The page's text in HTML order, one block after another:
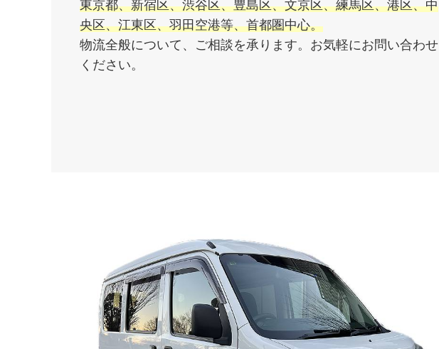
東京都、新宿区、渋谷区、豊島区、文京区、練馬区、港区、中
央区、江東区、羽田空港等、首都圏中心。
物流全般について、ご相談を承ります。お気軽にお問い合わせ
ください。